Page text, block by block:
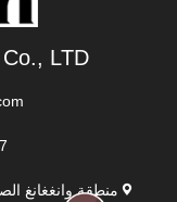
LTD
منطقة وانغغانغ